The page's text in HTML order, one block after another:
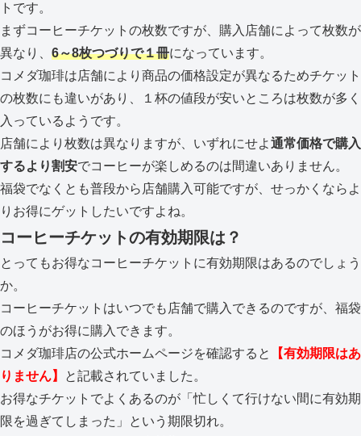
トです。
まずコーヒーチケットの枚数ですが、購入店舗によって枚数が
異なり、 6～8枚つづりで１冊になっています。
コメダ珈琲は店舗により商品の価格設定が異なるためチケット
の枚数にも違いがあり、１杯の値段が安いところは枚数が多く
入っているようです。
店舗により枚数は異なりますが、いずれにせよ通常価格で購入
するより割安でコーヒーが楽しめるのは間違いありません。
福袋でなくとも普段から店舗購入可能ですが、せっかくならよ
りお得にゲットしたいですよね。
コーヒーチケットの有効期限は？
とってもお得なコーヒーチケットに有効期限はあるのでしょう
か。
コーヒーチケットはいつでも店舗で購入できるのですが、福袋
のほうがお得に購入できます。
コメダ珈琲店の公式ホームページを確認すると
【有効期限はあ
りません】
と記載されていました。
お得なチケットでよくあるのが「忙しくて行けない間に有効期
限を過ぎてしまった」という期限切れ。